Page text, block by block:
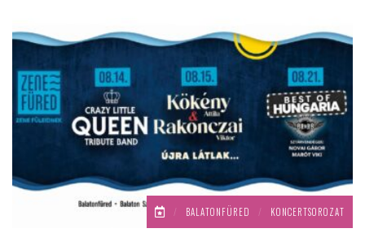
/ BALATONFÜRED / KONCERTSOROZAT